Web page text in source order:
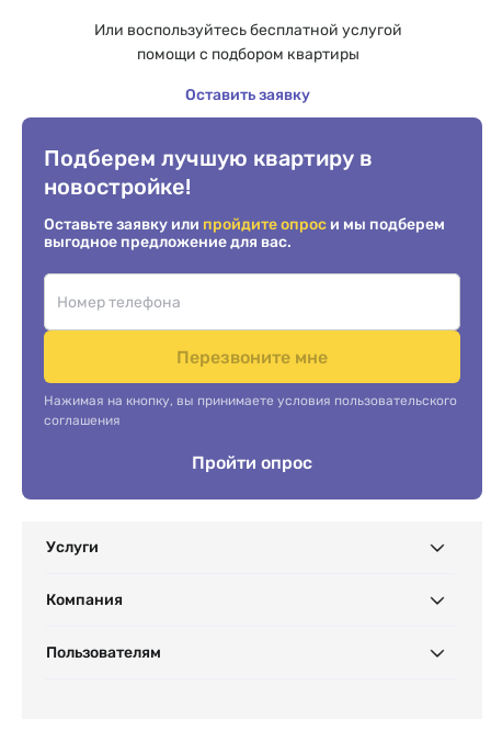
Или воспользуйтесь бесплатной услугой
помощи с подбором квартиры
Оставить заявку
Подберем лучшую квартиру в
новостройке!
Оставьте заявку или пройдите опрос и мы подберем
выгодное предложение для вас.
Перезвоните мне
Нажимая на кнопку, вы принимаете условия пользовательского
соглашения
Пройти опрос
Услуги
Компания
Пользователям